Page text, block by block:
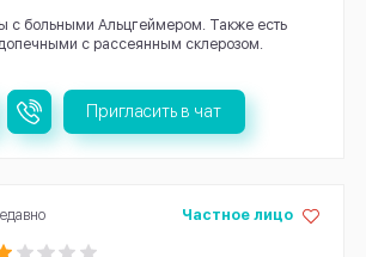
с больными Альцгеймером. Также есть
с рассеянным склерозом.
Пригласить в чат
Частное лицо